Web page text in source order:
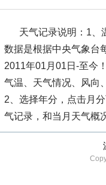
天气记录说明： 1、
数据是根据中央气象台
2011年01月01日-至今
气温、天气情况、风向
2、选择年分，点击月
气记录，和当月天气概